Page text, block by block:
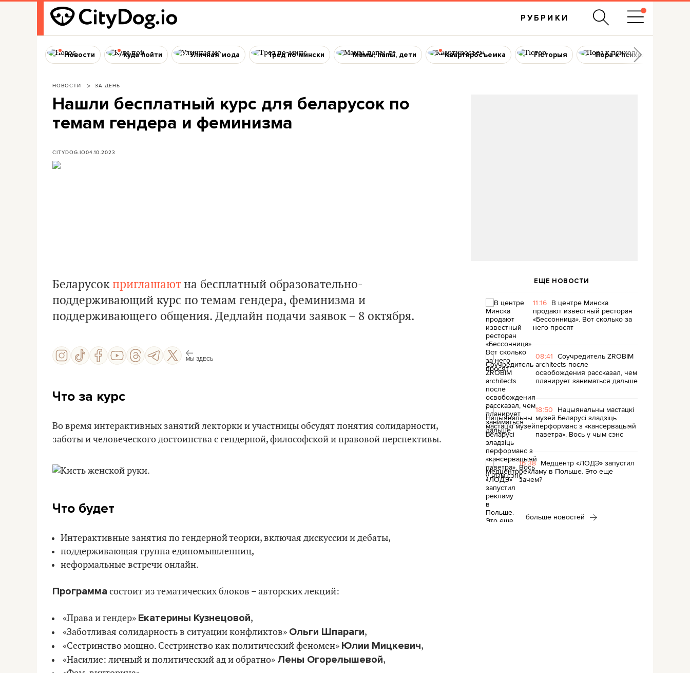
РУБРИКИ
Новости Куда пойти Уличная мода Тред по-мински Мамы, папы, дети Квартиросъемка Гісторыя Пора к психологу
НОВОСТИ ЗА ДЕНЬ
Нашли бесплатный курс для беларусок по
темам гендера и феминизма
CITYDOG.IO04.10.2023
Беларусок приглашаютна бесплатный образовательно-
поддерживающий курс по темам гендера, феминизма и
поддерживающего общения. Дедлайн подачи заявок – 8 октября.
МЫ ЗДЕСЬ
Что за курс
Во время интерактивных занятий лекторки и участницы обсудят понятия солидарности,
заботы и человеческого достоинства с гендерной, философской и правовой перспективы.
Что будет
Интерактивные занятия по гендерной теории, включая дискуссии и дебаты,
поддерживающая группа единомышленниц,
неформальные встречи онлайн.
Программа состоит из тематических блоков – авторских лекций:
«Права и гендер» Екатерины Кузнецовой,
«Заботливая солидарность в ситуации конфликтов» Ольги Шпараги,
«Сестринство мощно. Сестринство как политический феномен» Юлии Мицкевич,
«Насилие: личный и политический ад и обратно» Лены Огорелышевой,
ЕЩЕ НОВОСТИ
11:16 В центре Минска
продают известный ресторан
«Бессонница». Вот сколько за
него просят
08:41 Соучредитель ZROBIM
architects после
освобождения рассказал, чем
планирует заниматься дальше
18:50 Нацыянальны мастацкі
музей Беларусі зладзіць
перформанс з «кансервацыяй
паветра». Вось у чым сэнс
16:38 Медцентр «ЛОДЭ» запустил
рекламу в Польше. Это еще
зачем?
больше новостей